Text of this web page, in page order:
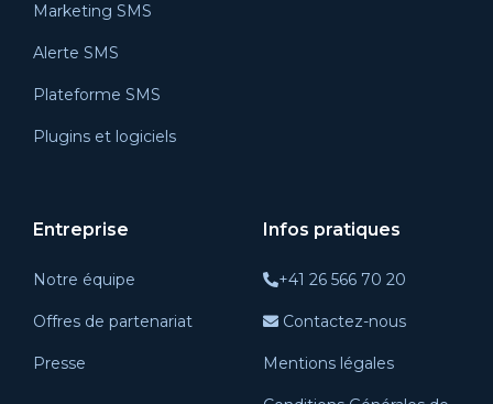
Marketing SMS
Alerte SMS
Plateforme SMS
Plugins et logiciels
Entreprise
Notre équipe
Offres de partenariat
Presse
Infos pratiques
+41 26 566 70 20
Contactez-nous
Mentions légales